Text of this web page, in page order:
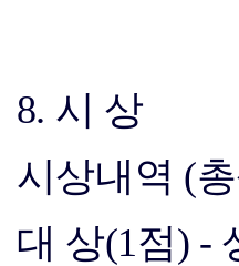
8. 시 상
시상내역 (
대 상(1점) -